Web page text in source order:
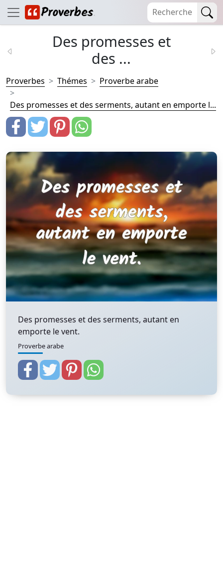
Des promesses et
des ...
Proverbes Thémes Proverbe arabe
Des promesses et des serments, autant en emporte l...
Des promesses et des serments, autant en
emporte le vent.
Proverbe arabe